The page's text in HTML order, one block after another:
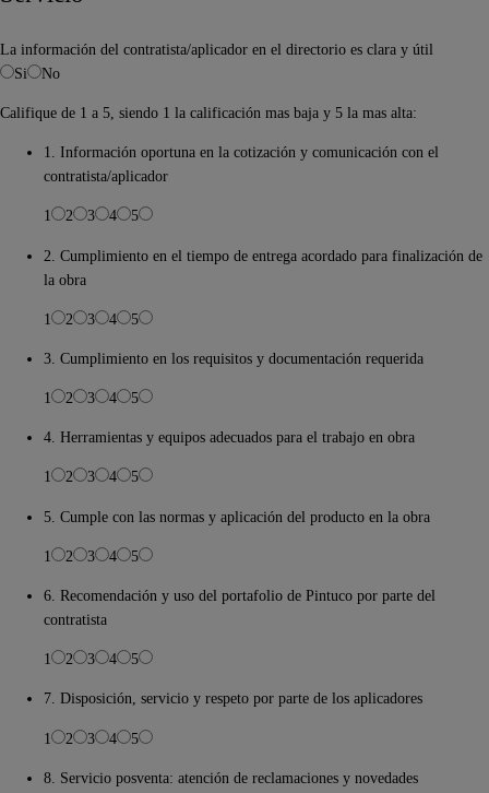
La información del contratista/aplicador en el directorio es clara y útil
Si
No
Califique de 1 a 5, siendo 1 la calificación mas baja y 5 la mas alta:
1. Información oportuna en la cotización y comunicación con el
contratista/aplicador
1 2 3 4 5
2. Cumplimiento en el tiempo de entrega acordado para finalización de
la obra
1 2 3 4 5
3. Cumplimiento en los requisitos y documentación requerida
1 2 3 4 5
4. Herramientas y equipos adecuados para el trabajo en obra
1 2 3 4 5
5. Cumple con las normas y aplicación del producto en la obra
1 2 3 4 5
6. Recomendación y uso del portafolio de Pintuco por parte del
contratista
1 2 3 4 5
7. Disposición, servicio y respeto por parte de los aplicadores
1 2 3 4 5
8. Servicio posventa: atención de reclamaciones y novedades